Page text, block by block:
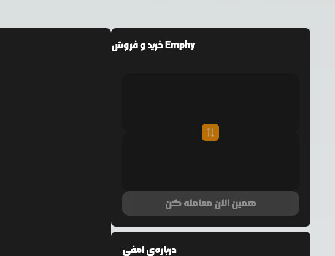
خرید و فروش Emphy
همین الان معامله کن
درباره‌یامفی